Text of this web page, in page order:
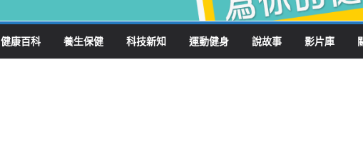
健康百科 養生保健 科技新知 運動健身 說故事 影片庫